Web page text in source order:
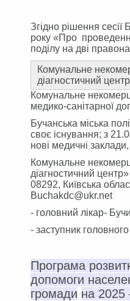
Згідно рішення
року «Про проведення
поділу на дві
Комунальне
діагностичний
Комунальне
медико-санітарної
Бучанська міська
своє існування; з
нові медичні
Комунальне
діагностичний
08292, Київська
Buchakdc@ukr.net
- головний лікар-
- заступник
Програма
допомоги
громади на 2025